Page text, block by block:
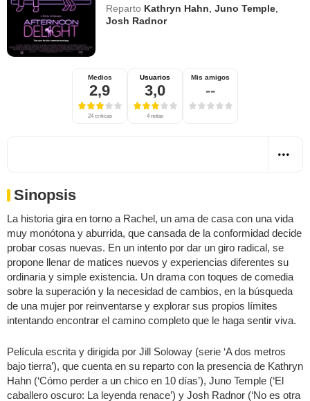
Reparto Kathryn Hahn ,Juno Temple
Josh Radnor
Medios
2,9
24 críticas
Usuarios
3,0
4 notas
Mis amigos
--
Sinopsis
La historia gira en torno a Rachel, un ama de casa con una vida
muy monótona y aburrida, que cansada de la conformidad decide
probar cosas nuevas. En un intento por dar un giro radical, se
propone llenar de matices nuevos y experiencias diferentes su
ordinaria y simple existencia. Un drama con toques de comedia
sobre la superación y la necesidad de cambios, en la búsqueda
de una mujer por reinventarse y explorar sus propios límites
intentando encontrar el camino completo que le haga sentir viva.
Película escrita y dirigida por Jill Soloway (serie ‘A dos metros
bajo tierra’), que cuenta en su reparto con la presencia de Kathryn
Hahn (‘Cómo perder a un chico en 10 días’), Juno Temple (‘El
caballero oscuro: La leyenda renace’) y Josh Radnor (‘No es otra